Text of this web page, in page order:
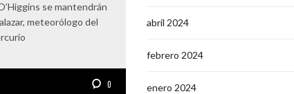
se mantendrán
meteorólogo del
0
abril 2024
febrero 2024
enero 2024